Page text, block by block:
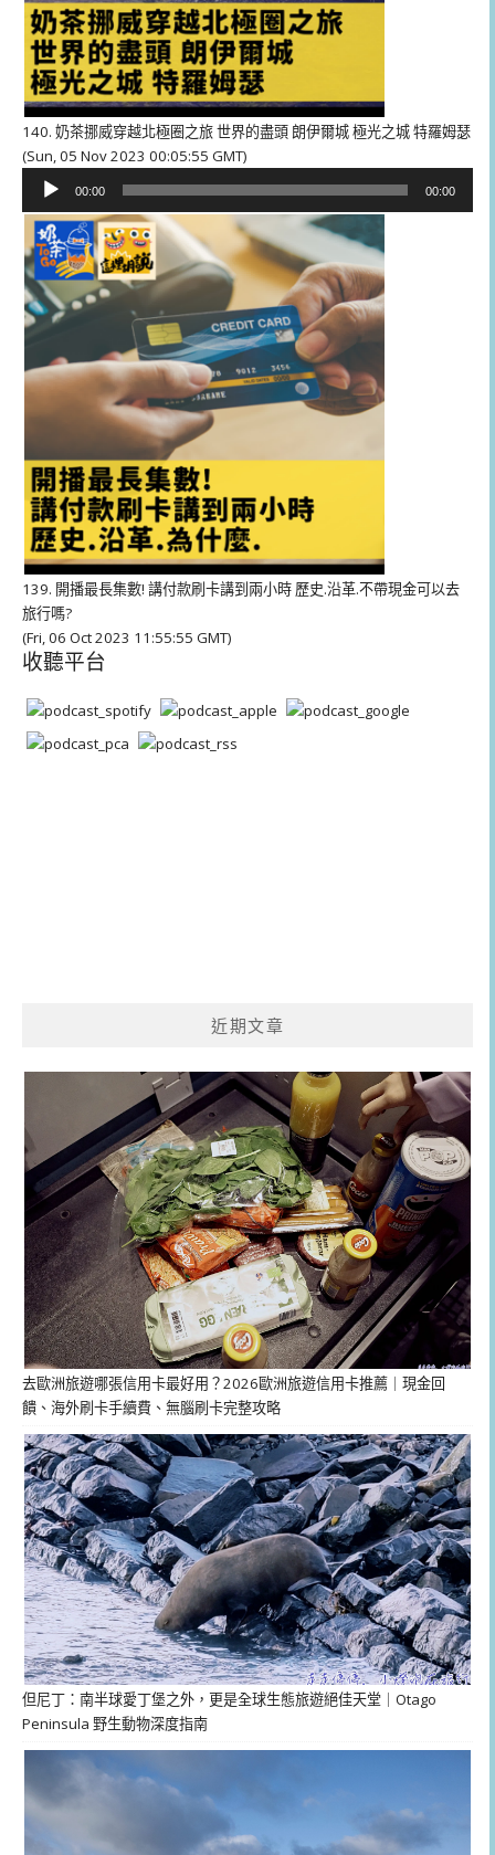
140. 奶茶挪威穿越北極圈之旅 世界的盡頭 朗伊爾城 極光之城 特羅姆瑟
(Sun, 05 Nov 2023 00:05:55 GMT)
播
放
器
00:00 00:00
139. 開播最長集數! 講付款刷卡講到兩小時 歷史.沿革.不帶現金可以去
旅行嗎?
(Fri, 06 Oct 2023 11:55:55 GMT)
收聽平台
近期文章
去歐洲旅遊哪張信用卡最好用？2026歐洲旅遊信用卡推薦｜現金回
饋、海外刷卡手續費、無腦刷卡完整攻略
但尼丁：南半球愛丁堡之外，更是全球生態旅遊絕佳天堂｜Otago
Peninsula 野生動物深度指南